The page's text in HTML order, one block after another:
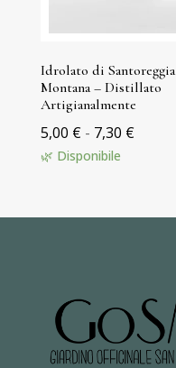
Idrolato di Santoreggia
Montana – Distillato
Artigianalmente
5,00 € - 7,30 €Fascia
🌿 Disponibile